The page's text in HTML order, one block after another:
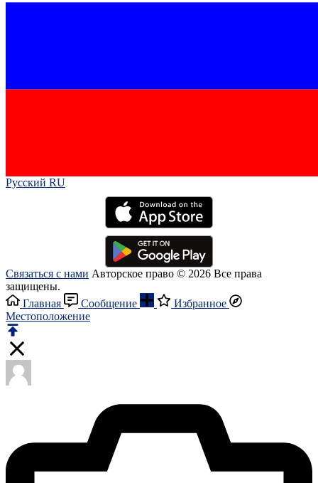
Русский RU‎
Связаться с нами Авторское право © 2026 Все права
защищены.
Главная
Сообщение
Избранное
Местоположение